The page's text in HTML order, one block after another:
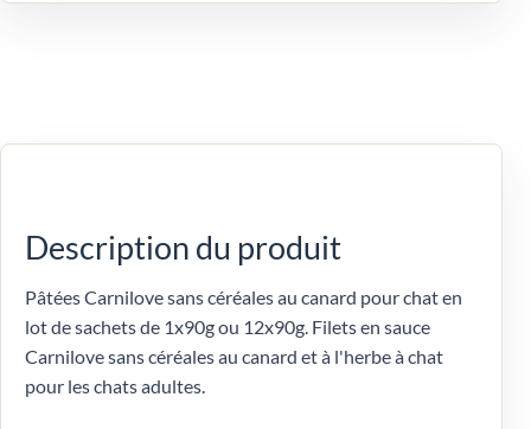
Description du produit
Pâtées Carnilove sans céréales au canard pour chat en
lot de sachets de 1x90g ou 12x90g. Filets en sauce
Carnilove sans céréales au canard et à l'herbe à chat
pour les chats adultes.